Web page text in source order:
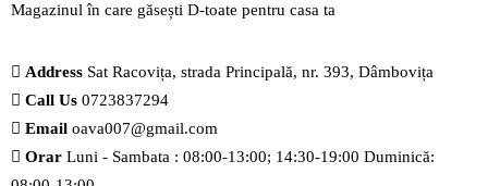
Magazinul în care găsești D-toate pentru casa ta
Address Sat Racovița, strada Principală, nr. 393, Dâmbovița
Call Us 0723837294
Email oava007@gmail.com
Orar Luni - Sambata : 08:00-13:00; 14:30-19:00 Duminică: